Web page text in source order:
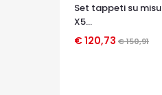
Set tappeti su
X5...
€ 120,73 € 150,91